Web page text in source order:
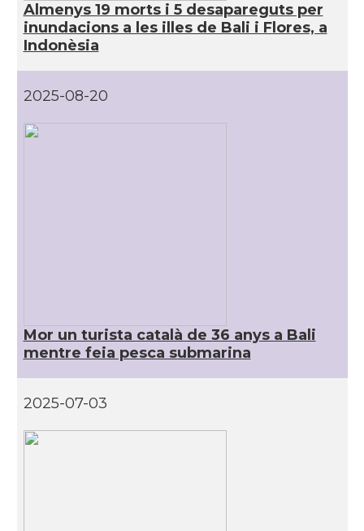
Almenys 19 morts i 5 desapareguts per
inundacions a les illes de Bali i Flores, a
Indonèsia
2025-08-20
Mor un turista català de 36 anys a Bali
mentre feia pesca submarina
2025-07-03